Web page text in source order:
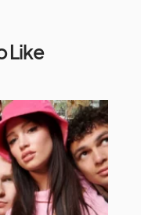
Like